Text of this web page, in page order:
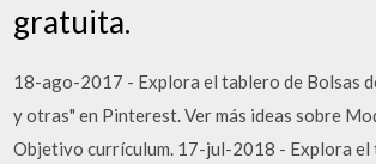
gratuita.
18-ago-2017 - Explora el tablero de Bolsas
y otras" en Pinterest. Ver más ideas sobre
Objetivo currículum. 17-jul-2018 - Explora el